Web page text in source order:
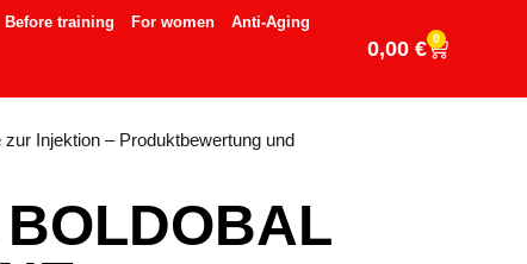
Before training For women
Anti-Aging
0,00 € 0
Injektion – Produktbewertung und